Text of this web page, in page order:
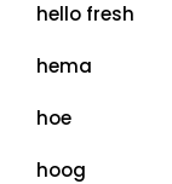
hello fresh
hema
hoe
hoog